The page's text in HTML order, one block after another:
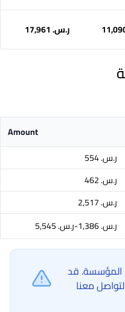
ر.س.‏ 17,961
Amount
ر.س.‏ 554
ر.س.‏ 462
ر.س.‏ 2,517
ر.س.‏ 1,386-ر.س.‏ 5,545
المؤسسة. قد
معنا